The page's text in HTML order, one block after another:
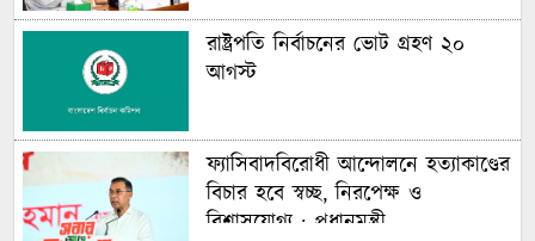
রাষ্ট্রপতি নির্বাচনের ভোট গ্রহণ ২০
আগস্ট
ফ্যাসিবাদবিরোধী আন্দোলনে হত্যাকাণ্ডের
বিচার হবে স্বচ্ছ, নিরপেক্ষ ও
বিশ্বাসযোগ্য : প্রধানমন্ত্রী